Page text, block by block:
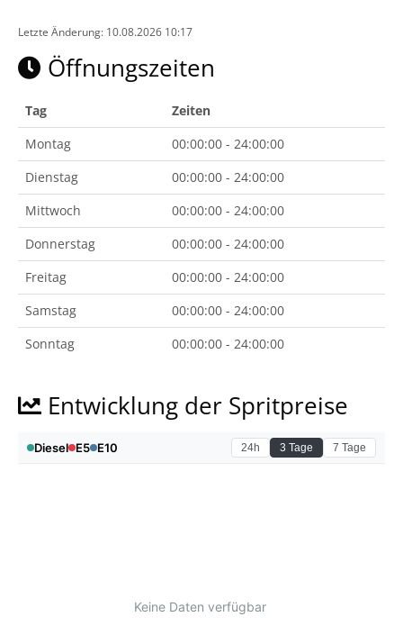
Letzte Änderung: 10.08.2026 10:17
Öffnungszeiten
Tag
Zeiten
Montag
00:00:00 - 24:00:00
Dienstag
00:00:00 - 24:00:00
Mittwoch
00:00:00 - 24:00:00
Donnerstag
00:00:00 - 24:00:00
Freitag
00:00:00 - 24:00:00
Samstag
00:00:00 - 24:00:00
Sonntag
00:00:00 - 24:00:00
Entwicklung der Spritpreise